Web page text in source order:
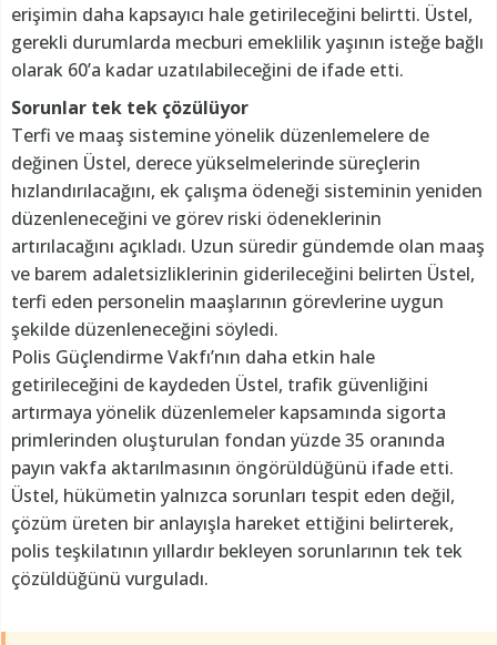
erişimin daha kapsayıcı hale getirileceğini belirtti. Üstel,
gerekli durumlarda mecburi emeklilik yaşının isteğe bağlı
olarak 60’a kadar uzatılabileceğini de ifade etti.
Sorunlar tek tek çözülüyor
Terfi ve maaş sistemine yönelik düzenlemelere de
değinen Üstel, derece yükselmelerinde süreçlerin
hızlandırılacağını, ek çalışma ödeneği sisteminin yeniden
düzenleneceğini ve görev riski ödeneklerinin
artırılacağını açıkladı. Uzun süredir gündemde olan maaş
ve barem adaletsizliklerinin giderileceğini belirten Üstel,
terfi eden personelin maaşlarının görevlerine uygun
şekilde düzenleneceğini söyledi.
Polis Güçlendirme Vakfı’nın daha etkin hale
getirileceğini de kaydeden Üstel, trafik güvenliğini
artırmaya yönelik düzenlemeler kapsamında sigorta
primlerinden oluşturulan fondan yüzde 35 oranında
payın vakfa aktarılmasının öngörüldüğünü ifade etti.
Üstel, hükümetin yalnızca sorunları tespit eden değil,
çözüm üreten bir anlayışla hareket ettiğini belirterek,
polis teşkilatının yıllardır bekleyen sorunlarının tek tek
çözüldüğünü vurguladı.